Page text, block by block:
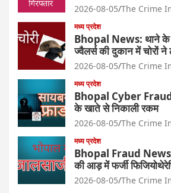
2026-08-05 The Crime
मध्य प्रदेश
Bhopal News: थाने के
ज्वैलर्स की दुकान में चोरों
2026-08-05 The Crime
मध्य प्रदेश
Bhopal Cyber Fraud:
के खाते से निकाली रकम
2026-08-05 The Crime
मध्य प्रदेश
Bhopal Fraud News:
की आड़ में फर्जी
2026-08-05 The Crime